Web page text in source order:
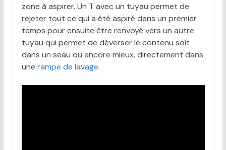
zone à aspirer. Un T avec un tuyau permet de
rejeter tout ce qui a été aspiré dans un premier
temps pour ensuite être renvoyé vers un autre
tuyau qui permet de déverser le contenu soit
dans un seau ou encore mieux, directement dans
une rampe de lavage.